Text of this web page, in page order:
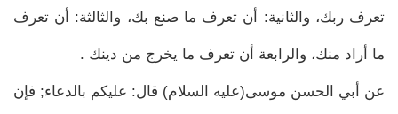
تعرف ربك، والثانية: أن تعرف ما صنع بك، والثالثة: أن تعرف
ما أراد منك، والرابعة أن تعرف ما يخرج من دينك .
عن أبي الحسن موسى(عليه السلام) قال: عليكم بالدعاء; فإن